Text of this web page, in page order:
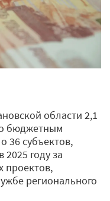
области 2,1
бюджетным
36 субъектов,
году за
проектов,
регионального